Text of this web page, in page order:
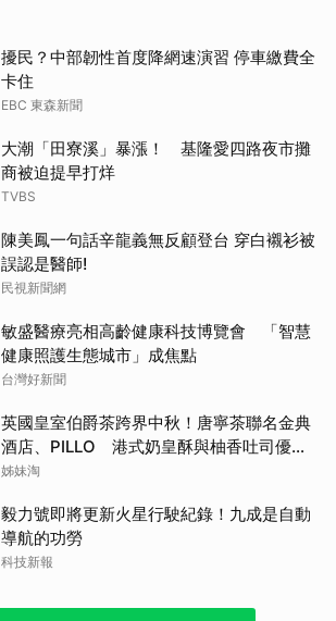
擾民？中部韌性首度降網速演習 停車繳費全
卡住
EBC 東森新聞
大潮「田寮溪」暴漲！ 基隆愛四路夜市攤
商被迫提早打烊
TVBS
陳美鳳一句話辛龍義無反顧登台 穿白襯衫被
誤認是醫師!
民視新聞網
敏盛醫療亮相高齡健康科技博覽會 「智慧
健康照護生態城市」成焦點
台灣好新聞
英國皇室伯爵茶跨界中秋！唐寧茶聯名金典
酒店、PILLO 港式奶皇酥與柚香吐司優雅
登場
姊妹淘
毅力號即將更新火星行駛紀錄！九成是自動
導航的功勞
科技新報